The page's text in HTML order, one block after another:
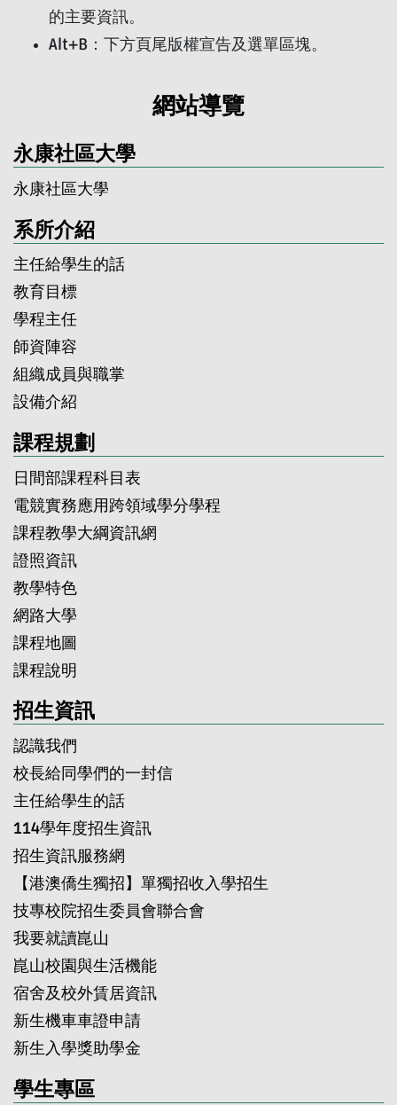
的主要資訊。
Alt+B：下方頁尾版權宣告及選單區塊。
網站導覽
永康社區大學
永康社區大學
系所介紹
主任給學生的話
教育目標
學程主任
師資陣容
組織成員與職掌
設備介紹
課程規劃
日間部課程科目表
電競實務應用跨領域學分學程
課程教學大綱資訊網
證照資訊
教學特色
網路大學
課程地圖
課程說明
招生資訊
認識我們
校長給同學們的一封信
主任給學生的話
114學年度招生資訊
招生資訊服務網
【港澳僑生獨招】單獨招收入學招生
技專校院招生委員會聯合會
我要就讀崑山
崑山校園與生活機能
宿舍及校外賃居資訊
新生機車車證申請
新生入學獎助學金
學生專區